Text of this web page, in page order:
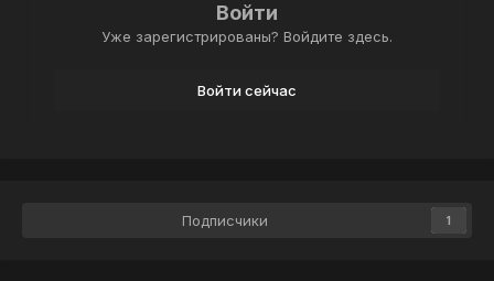
Войти
Уже зарегистрированы? Войдите здесь.
Войти сейчас
Подписчики 1